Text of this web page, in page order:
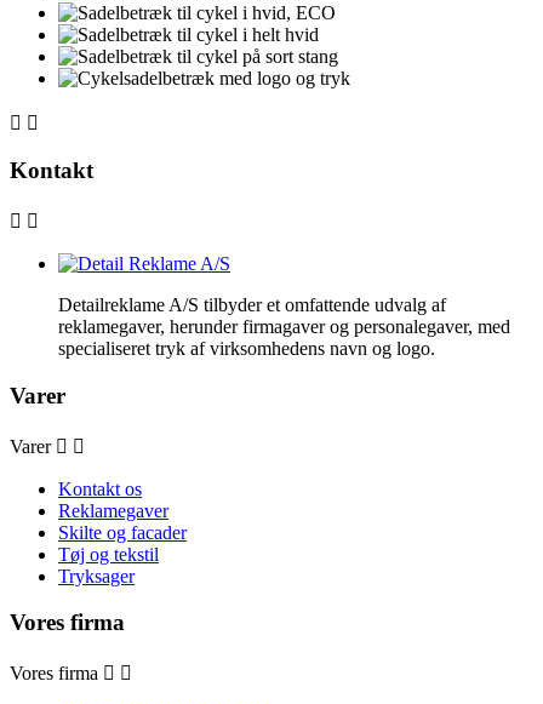
 
Kontakt
 
Detailreklame A/S tilbyder et omfattende udvalg af
reklamegaver, herunder firmagaver og personalegaver, med
specialiseret tryk af virksomhedens navn og logo.
Varer
Varer  
Kontakt os
Reklamegaver
Skilte og facader
Tøj og tekstil
Tryksager
Vores firma
Vores firma  